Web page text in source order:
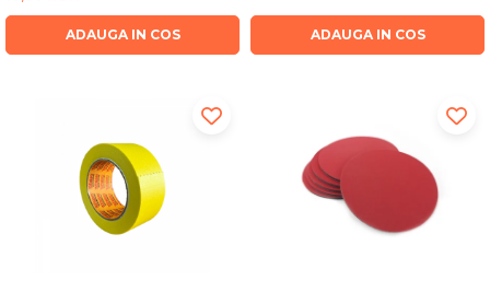
Bureti Abrazivi
Discuri Abrazive
Pistoale Vopsitorie
Masini de Slefuit
Echipamente
Accesorii si Consumabile
Ceara
Prosoape uscare
Aplicatoare
ADAUGA IN COS ADAUGA IN COS